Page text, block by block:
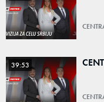
39:53